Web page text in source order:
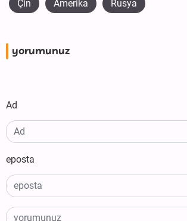
Çin Amerika Rusya
yorumunuz
Ad
eposta